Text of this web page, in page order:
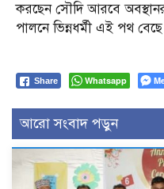
করছেন সৌদি আরবে
পালনে ভিন্নধর্মী এই পথ
Share Whatsapp
আরো সংবাদ পড়ুন